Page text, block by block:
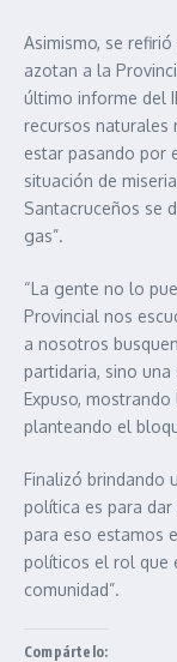
Asimismo, se
azotan a la
último informe del
recursos naturales
estar pasando por
situación de
Santacruceños se
gas”.
“La gente no lo
Provincial nos
a nosotros
partidaria, sino
Expuso,
planteando el
Finalizó brindando
política es para
para eso estamos
políticos el rol que
comunidad”.
Compártelo: